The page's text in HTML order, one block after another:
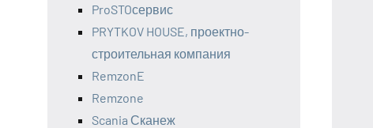
ProSTOсервис
PRYTKOV HOUSE, проектно-
строительная компания
RemzonE
Remzone
Scania Сканеж